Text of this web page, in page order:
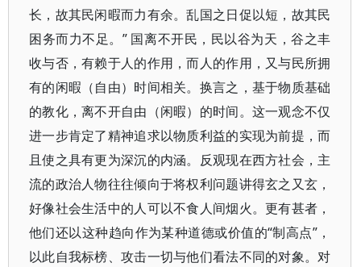
长，故其民闲暇而力有余。乱国之日促以短，故其民
困务而力不足。” 国离不开民，民以谷为天，谷之丰
收与否，有赖于人的作用，而人的作用，又与民所拥
有的闲暇（自由）时间相关。换言之，基于物质基础
的教化，离不开自由（闲暇）的时间。这一观念不仅
进一步肯定了精神追求以物质利益的实现为前提，而
且使之具有更为深沉的内涵。反观现在西方社会，主
流的政治人物往往倾向于将权利问题讲得玄之又玄，
好像社会生活中的人可以不食人间烟火。更有甚者，
他们还以这种趋向作为某种道德或价值的“制高点”，
以此自我标榜、攻击一切与他们看法不同的对象。对